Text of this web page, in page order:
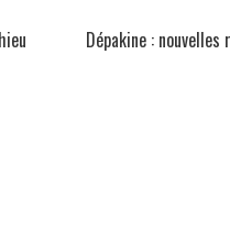
Dépakine :